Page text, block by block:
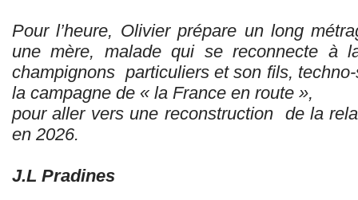
Pour l’heure, Olivier prépare un long
une mère, malade qui se reconnecte à
champignons particuliers et son fils,
la campagne de « la France en route »,
pour aller vers une reconstruction de la
en 2026.
J.L Pradines